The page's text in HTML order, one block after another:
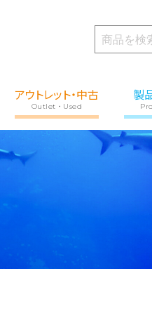
アウトレット・中古
Outlet・Used
製